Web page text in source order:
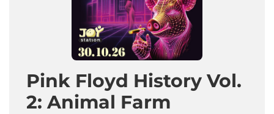
Pink Floyd History Vol.
2: Animal Farm